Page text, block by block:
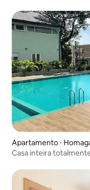
Apartamento ⋅
Casa inteira